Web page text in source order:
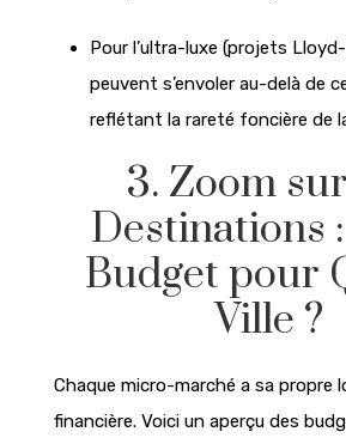
Pour l’ultra-luxe (projets
peuvent s’envoler au-delà de
reflétant la rareté foncière de
3. Zoom
Destinations
Budget pour
Ville ?
Chaque micro-marché a sa propre
financière. Voici un aperçu des